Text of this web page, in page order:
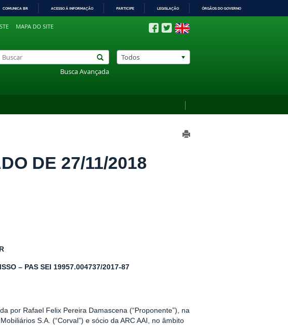
COMUNICA BR ACESSO À INFORMAÇÃO PARTICIPE LEGISLAÇÃO ÓRGÃOS DO GOVERNO
MAPA DO SITE
Busca Avançada
Todos
DE 27/11/2018
– PAS SEI 19957.004737/2017-87
por Rafael Felix Pereira Damascena (“Proponente”), na
S.A. (“Corval”) e sócio da ARC AAI, no âmbito